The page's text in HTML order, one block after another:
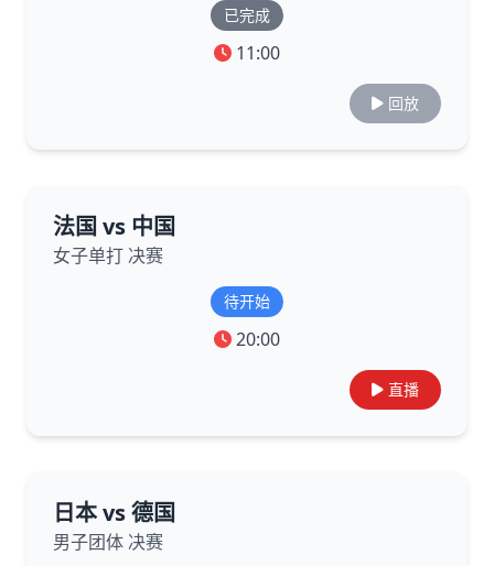
已完成
11:00
回放
法国 vs 中国
女子单打 决赛
待开始
20:00
直播
日本 vs 德国
男子团体 决赛